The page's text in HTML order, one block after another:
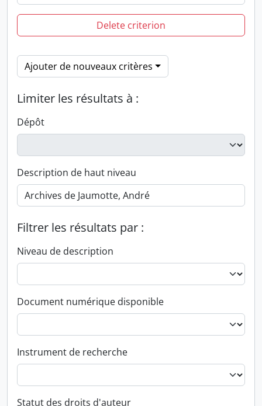
Delete criterion
Ajouter de nouveaux critères
Limiter les résultats à :
Dépôt
Description de haut niveau
Filtrer les résultats par :
Niveau de description
Document numérique disponible
Instrument de recherche
Statut des droits d'auteur